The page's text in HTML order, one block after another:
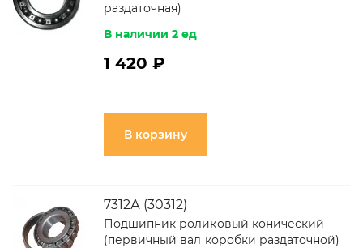
раздаточная)
В наличии 2 ед
1 420 ₽
В корзину
7312А (30312)
Подшипник роликовый конический
(первичный вал коробки раздаточной)